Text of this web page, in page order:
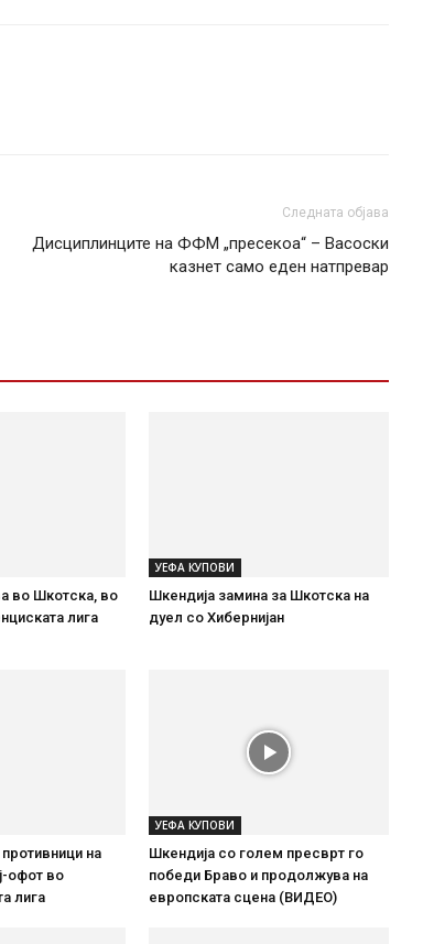
Следната објава
Дисциплинците на ФФМ „пресекоа“ – Васоски
казнет само еден натпревар
во Шкотска, во
лига
УЕФА КУПОВИ
Шкендија замина за Шкотска на
дуел со Хибернијан
на
офот во
лига
УЕФА КУПОВИ
Шкендија со голем пресврт го
победи Браво и продолжува на
европската сцена (ВИДЕО)